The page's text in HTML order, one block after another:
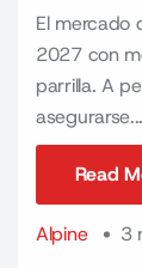
El mercado
2027 con
parrilla. A
asegurarse...
Read
Alpine
3